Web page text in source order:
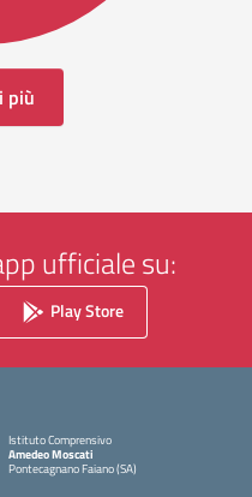
più
ufficiale su:
Play Store
Istituto Comprensivo
Amedeo Moscati
Pontecagnano Faiano (SA)
— Visita la pagina iniziale della scuola